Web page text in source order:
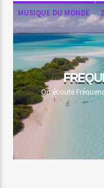
EN CE MOMENT
TITRE
ARTISTE
EMISSION EN COURS
MUSIQUE DU MONDE
On écoute